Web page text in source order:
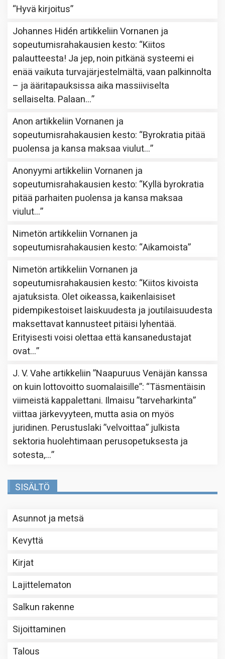
“Hyvä kirjoitus”
Johannes Hidén artikkeliinVornanen ja
sopeutumisrahakausien kesto: “Kiitos
palautteesta! Ja jep, noin pitkänä systeemi ei
enää vaikuta turvajärjestelmältä, vaan palkinnolta
– ja ääritapauksissa aika massiiviselta
sellaiselta. Palaan…”
Anon artikkeliinVornanen ja
sopeutumisrahakausien kesto: “Byrokratia pitää
puolensa ja kansa maksaa viulut…”
Anonyymi artikkeliinVornanen ja
sopeutumisrahakausien kesto: “Kyllä byrokratia
pitää parhaiten puolensa ja kansa maksaa
viulut…”
Nimetön artikkeliinVornanen ja
sopeutumisrahakausien kesto: “Aikamoista”
Nimetön artikkeliinVornanen ja
sopeutumisrahakausien kesto: “Kiitos kivoista
ajatuksista. Olet oikeassa, kaikenlaisiset
pidempikestoiset laiskuudesta ja joutilaisuudesta
maksettavat kannusteet pitäisi lyhentää.
Erityisesti voisi olettaa että kansanedustajat
ovat…”
J. V. Vahe artikkeliin”Naapuruus Venäjän kanssa
on kuin lottovoitto suomalaisille”: “Täsmentäisin
viimeistä kappalettani. Ilmaisu ”tarveharkinta”
viittaa järkevyyteen, mutta asia on myös
juridinen. Perustuslaki ”velvoittaa” julkista
sektoria huolehtimaan perusopetuksesta ja
sotesta,…”
SISÄLTÖ
Asunnot ja metsä
Kevyttä
Kirjat
Lajittelematon
Salkun rakenne
Sijoittaminen
Talous